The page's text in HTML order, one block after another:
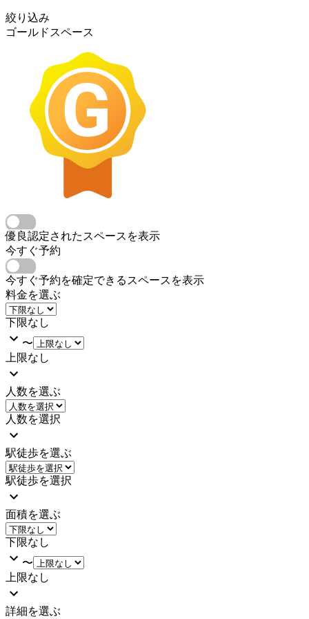
絞り込み
ゴールドスペース
優良認定されたスペースを表示
今すぐ予約
今すぐ予約を確定できるスペースを表示
料金を選ぶ
下限なし
〜
上限なし
人数を選ぶ
人数を選択
駅徒歩を選ぶ
駅徒歩を選択
面積を選ぶ
下限なし
〜
上限なし
詳細を選ぶ